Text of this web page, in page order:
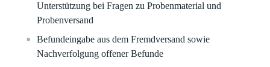
Unterstützung bei Fragen zu Probenmaterial und
Probenversand
Befundeingabe aus dem Fremdversand sowie
Nachverfolgung offener Befunde